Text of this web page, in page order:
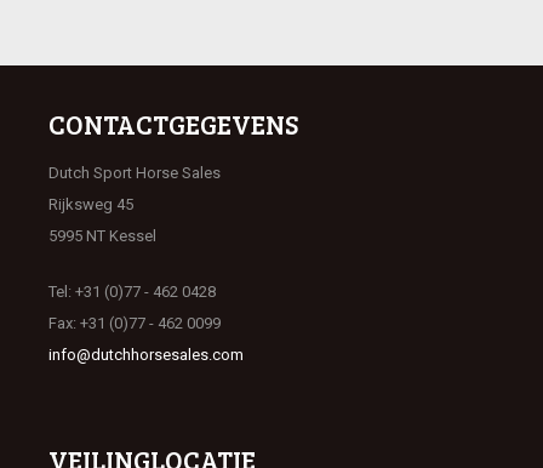
CONTACTGEGEVENS
Dutch Sport Horse Sales
Rijksweg 45
5995 NT Kessel
Tel: +31 (0)77 - 462 0428
Fax: +31 (0)77 - 462 0099
info@dutchhorsesales.com
VEILINGLOCATIE